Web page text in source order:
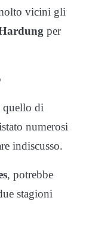
vicini gli
per
quello di
numerosi
indiscusso.
, potrebbe
stagioni